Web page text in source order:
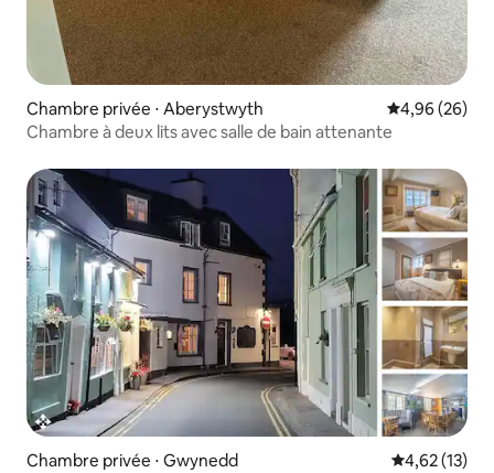
Chambre privée ⋅ Aberystwyth Évaluation
4,96 (26)
Chambre à deux lits avec salle de bain attenante
Chambre privée ⋅ Gwynedd Évaluation
4,62 (13)